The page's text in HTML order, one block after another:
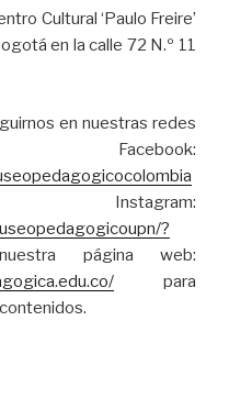
Cultural ‘Paulo Freire’
en la calle 72 N.º 11
en nuestras redes
?
página web:
para